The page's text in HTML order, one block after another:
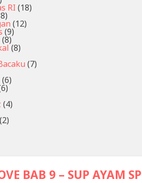
RI (18)
(12)
(9)
(8)
(8)
(7)
(6)
(4)
(2)
BAB 9 – SUP AYAM